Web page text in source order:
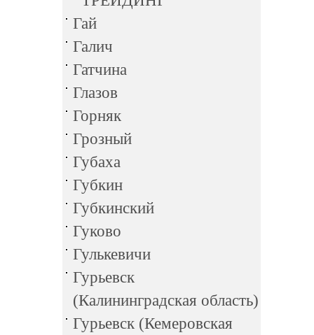
Гай
Галич
Гатчина
Глазов
Горняк
Грозный
Губаха
Губкин
Губкинский
Гуково
Гулькевичи
Гурьевск
(Калининградская область)
Гурьевск (Кемеровская